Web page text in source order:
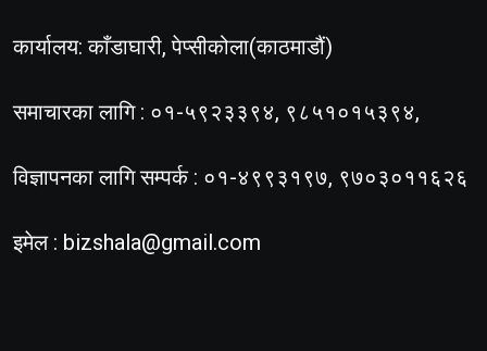
कार्यालय: काँडाघारी, पेप्सीकोला(काठमाडौं)
समाचारका लागि : ०१-५९२३३९४, ९८५१०१५३९४,
विज्ञापनका लागि सम्पर्क : ०१-४९९३१९७, ९७०३०११६२६
इमेल : bizshala@gmail.com